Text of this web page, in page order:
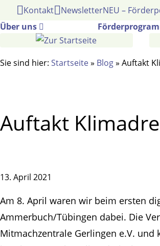
Gehe
Inhalt
Kontakt NewsletterNEU –
Über uns
Sie sind hier: Startseite» Blog» Auftakt
Auftakt
13. April 2021
Am 8. April waren wir beim ersten
Ammerbuch/Tübingen dabei. Die
Mitmachzentrale Gerlingen e.V. und